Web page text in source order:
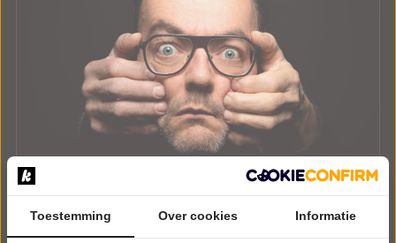
Toestemming Over cookies Informatie